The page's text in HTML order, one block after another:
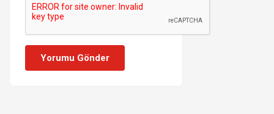
Yorumu Gönder